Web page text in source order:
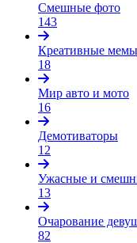
Смешные фото
143
Креативные мемы
18
Мир авто и мото
16
Демотиваторы
12
Ужасные и
13
Очарование
82